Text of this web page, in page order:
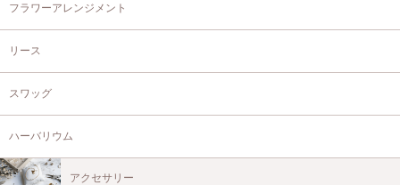
フラワーアレンジメント
リース
スワッグ
ハーバリウム
アクセサリー